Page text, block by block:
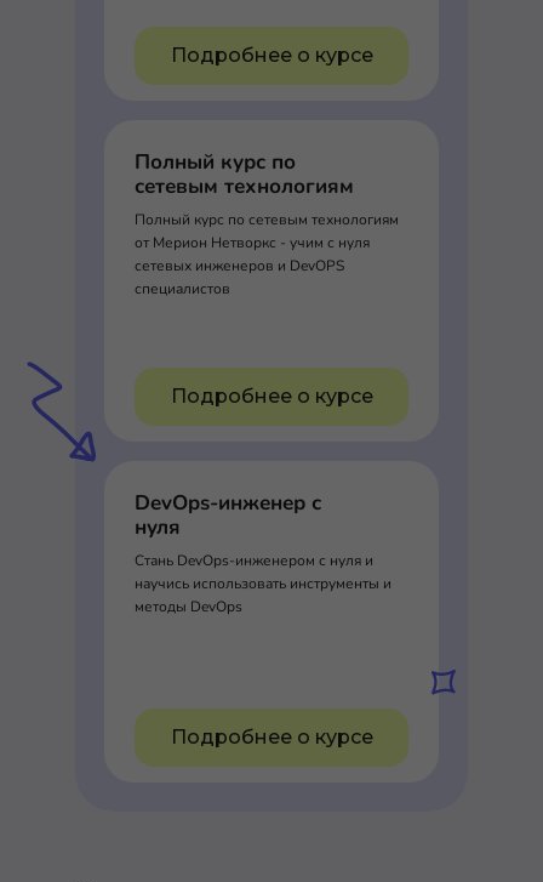
Подробнее о курсе
Полный курс по
сетевым технологиям
Полный курс по сетевым технологиям
от Мерион Нетворкс - учим с нуля
сетевых инженеров и DevOPS
специалистов
Подробнее о курсе
DevOps-инженер с
нуля
Стань DevOps-инженером с нуля и
научись использовать инструменты и
методы DevOps
Подробнее о курсе